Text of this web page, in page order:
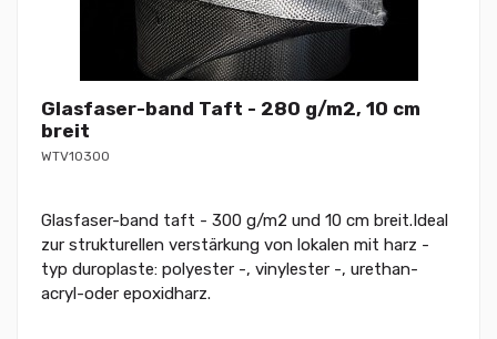
Glasfaser-band Taft - 280 g/m2, 10 cm
breit
WTV10300
Glasfaser-band taft - 300 g/m2 und 10 cm breit.Ideal
zur strukturellen verstärkung von lokalen mit harz -
typ duroplaste: polyester -, vinylester -, urethan-
acryl-oder epoxidharz.